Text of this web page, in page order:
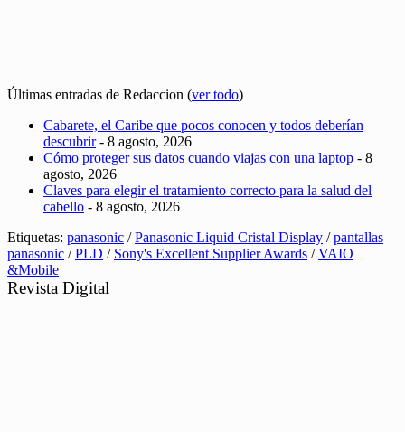
Últimas entradas de Redaccion (ver todo)
Cabarete, el Caribe que pocos conocen y todos deberían
descubrir- 8 agosto, 2026
Cómo proteger sus datos cuando viajas con una laptop - 8
agosto, 2026
Claves para elegir el tratamiento correcto para la salud del
cabello - 8 agosto, 2026
Etiquetas: panasonic /Panasonic Liquid Cristal Display /pantallas
panasonic /PLD / Sony's Excellent Supplier Awards /VAIO
&Mobile
Revista Digital